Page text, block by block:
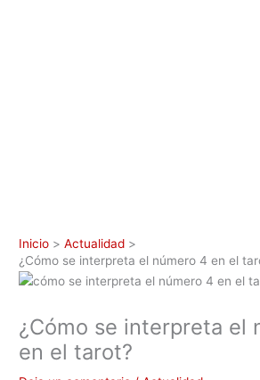
Inicio
Actualidad
¿Cómo se interpreta el número 4 en el
¿Cómo se interpreta el
en el tarot?